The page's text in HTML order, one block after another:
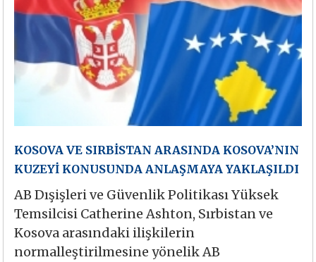
KOSOVA VE SIRBİSTAN ARASINDA KOSOVA’NIN
KUZEYİ KONUSUNDA ANLAŞMAYA YAKLAŞILDI
AB Dışişleri ve Güvenlik Politikası Yüksek
Temsilcisi Catherine Ashton, Sırbistan ve
Kosova arasındaki ilişkilerin
normalleştirilmesine yönelik AB